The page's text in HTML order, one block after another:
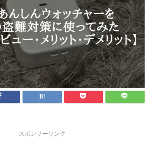
スポンサーリンク